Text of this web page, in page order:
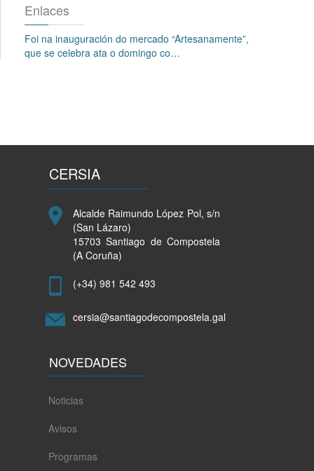
Enlaces
Foi na inauguración do mercado “Artesanamente”,
que se celebra ata o domingo co…
CERSIA
Alcalde Raimundo López Pol, s/n
(San Lázaro)
15703 Santiago de Compostela
(A Coruña)
(+34) 981 542 493
cersia@santiagodecompostela.gal
NOVEDADES
Noticias
Avisos
Programas